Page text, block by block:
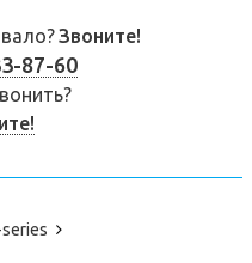
Звоните!
87-60